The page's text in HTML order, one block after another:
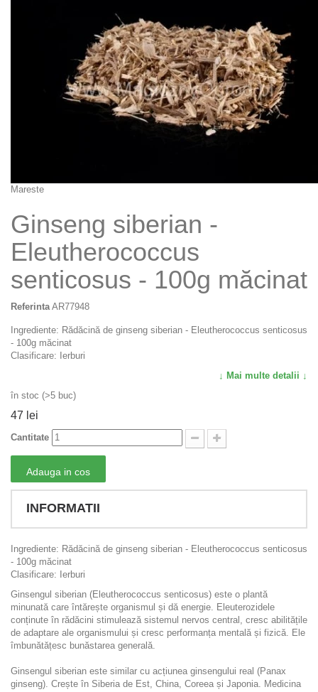
Mareste
Ginseng siberian -
Eleutherococcus
senticosus - 100g măcinat
Referinta AR77948
Ingrediente: Rădăcină de ginseng siberian - Eleutherococcus senticosus
- 100g măcinat
Clasificare: Ierburi
↓ Mai multe detalii ↓
în stoc (>5 buc)
47 lei
Cantitate
Adauga in cos
INFORMATII
Ingrediente: Rădăcină de ginseng siberian - Eleutherococcus senticosus
- 100g măcinat
Clasificare: Ierburi
Ginsengul siberian (Eleutherococcus senticosus) este o plantă
minunată care întărește organismul și dă energie. Eleuterozidele
conținute în rădăcini stimulează sistemul nervos central, cresc abilitățile
de adaptare ale organismului și cresc performanța mentală și fizică. Ele
îmbunătățesc bunăstarea generală.
Ginsengul siberian este similar cu acțiunea ginsengului real (Panax
ginseng). Crește în Siberia de Est, China, Coreea și Japonia. Medicina